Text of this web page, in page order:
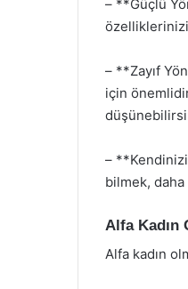
– **Güçlü
– **Zayıf
için
– **Kendinizi
bilmek, daha
Alfa Kadın
Alfa kadın